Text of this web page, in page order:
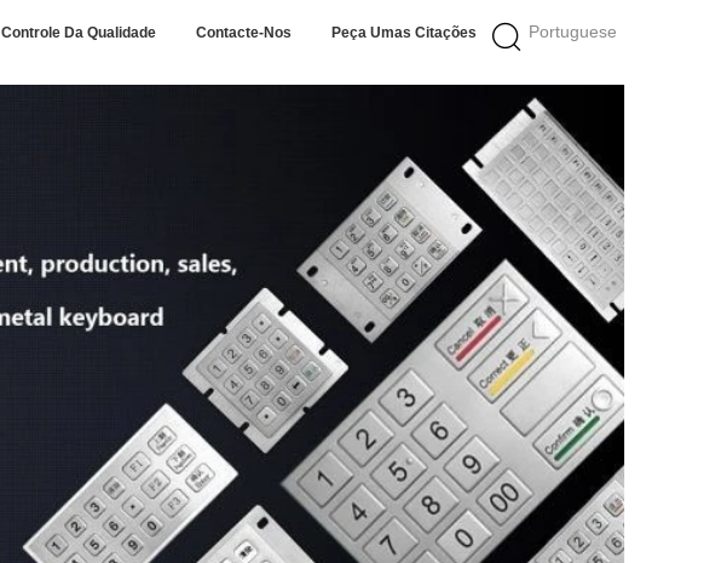
Portuguese
Controle Da Qualidade Contacte-Nos Peça Umas Citações